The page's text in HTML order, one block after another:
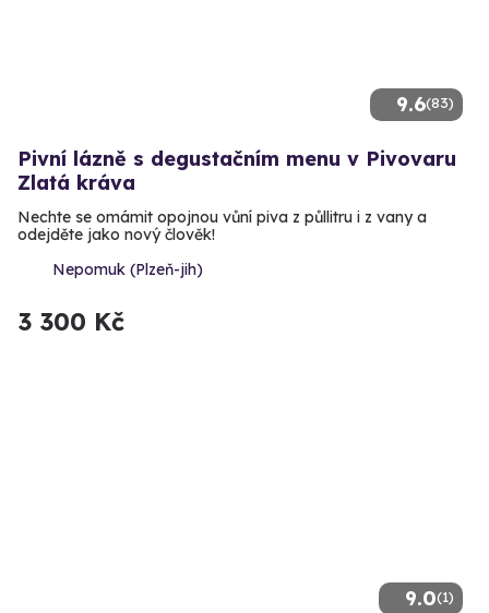
9.6(83)
Pivní lázně s degustačním menu v Pivovaru
Zlatá kráva
Nechte se omámit opojnou vůní piva z půllitru i z vany a
odejděte jako nový člověk!
Nepomuk (Plzeň-jih)
3 300 Kč
9.0(1)